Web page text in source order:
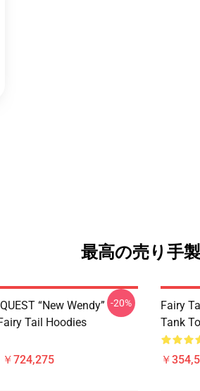
最高の売り手
“New Wendy”
Tail Hoodies
￥724,275
-20%
Fairy
Tank
￥